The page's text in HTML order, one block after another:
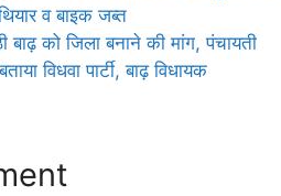
व बाइक जब्त
बाढ़ को जिला बनाने की मांग, पंचायती
विधवा पार्टी, बाढ़ विधायक